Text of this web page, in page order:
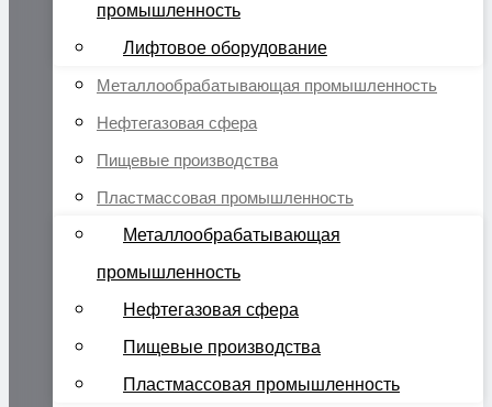
промышленность
Лифтовое оборудование
Металлообрабатывающая промышленность
Нефтегазовая сфера
Пищевые производства
Пластмассовая промышленность
Металлообрабатывающая
промышленность
Нефтегазовая сфера
Пищевые производства
Пластмассовая промышленность